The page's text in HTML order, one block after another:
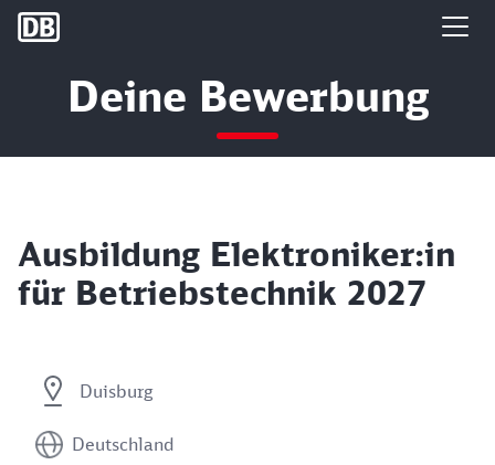
DB Group
Deine Bewerbung
Ausbildung Elektroniker:in
für Betriebstechnik 2027
Duisburg
Deutschland